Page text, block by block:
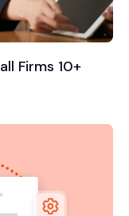
Firms 10+